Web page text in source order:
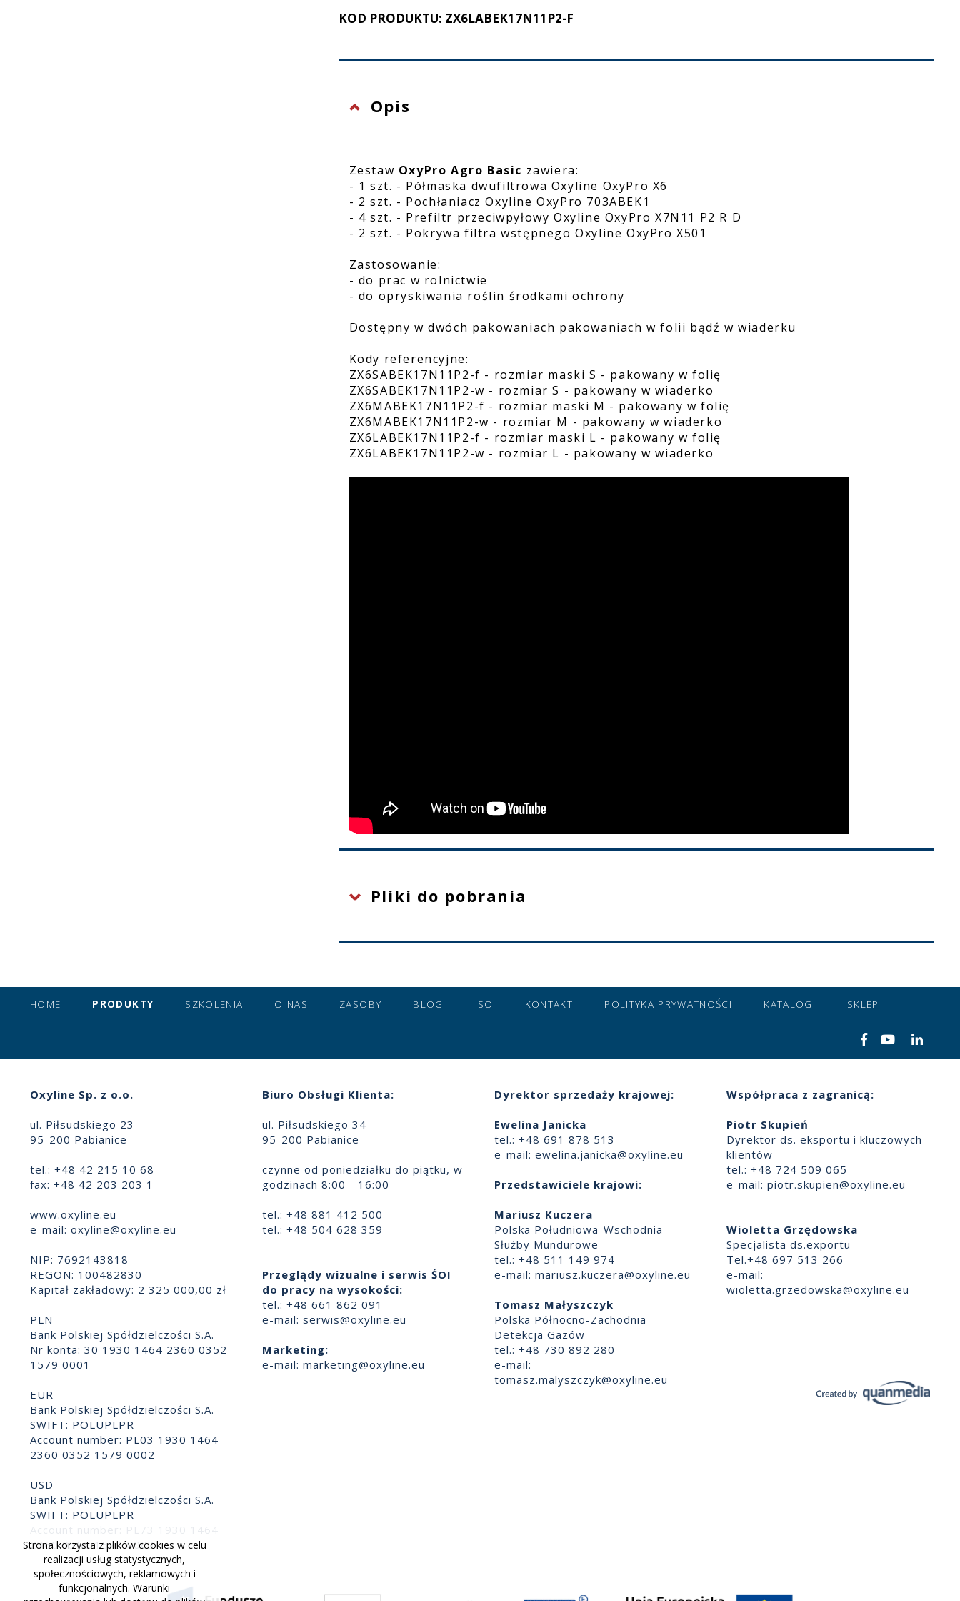
Ochrona twarzy
KOD PRODUKTU: ZX6LABEK17N11P2-F
Opis
Zestaw OxyPro Agro Basic zawiera:
- 1 szt. - Półmaska dwufiltrowa Oxyline OxyPro X6
- 2 szt. - Pochłaniacz Oxyline OxyPro 703ABEK1
- 4 szt. - Prefiltr przeciwpyłowy Oxyline OxyPro X7N11 P2 R D
- 2 szt. - Pokrywa filtra wstępnego Oxyline OxyPro X501
Zastosowanie:
- do prac w rolnictwie
- do opryskiwania roślin środkami ochrony
Dostępny w dwóch pakowaniach pakowaniach w folii bądź w wiaderku
Kody referencyjne:
ZX6SABEK17N11P2-f - rozmiar maski S - pakowany w folię
ZX6SABEK17N11P2-w - rozmiar S - pakowany w wiaderko
ZX6MABEK17N11P2-f - rozmiar maski M - pakowany w folię
ZX6MABEK17N11P2-w - rozmiar M - pakowany w wiaderko
ZX6LABEK17N11P2-f - rozmiar maski L - pakowany w folię
ZX6LABEK17N11P2-w - rozmiar L - pakowany w wiaderko
Pliki do pobrania
HOME PRODUKTY SZKOLENIA O NAS ZASOBY BLOG ISO KONTAKT POLITYKA PRYWATNOŚCI KATALOGI SKLEP
Oxyline Sp. z o.o.
ul. Piłsudskiego 23
95-200 Pabianice
tel.: +48 42 215 10 68
fax: +48 42 203 203 1
www.oxyline.eu
e-mail: oxyline@oxyline.eu
NIP: 7692143818
REGON: 100482830
Kapitał zakładowy: 2 325 000,00 zł
PLN
Bank Polskiej Spółdzielczości S.A.
Nr konta: 30 1930 1464 2360 0352
1579 0001
EUR
Bank Polskiej Spółdzielczości S.A.
SWIFT: POLUPLPR
Account number: PL03 1930 1464
2360 0352 1579 0002
USD
Bank Polskiej Spółdzielczości S.A.
SWIFT: POLUPLPR
2360 0352 1579 0003
Biuro Obsługi Klienta:
ul. Piłsudskiego 34
95-200 Pabianice
czynne od poniedziałku do piątku, w
godzinach 8:00 - 16:00
tel.: +48 881 412 500
tel.: +48 504 628 359
Przeglądy wizualne i serwis ŚOI
do pracy na wysokości:
tel.: +48 661 862 091
e-mail: serwis@oxyline.eu
Marketing:
e-mail: marketing@oxyline.eu
Dyrektor sprzedaży krajowej:
Ewelina Janicka
tel.: +48 691 878 513
e-mail: ewelina.janicka@oxyline.eu
Przedstawiciele krajowi:
Mariusz Kuczera
Polska Południowa-Wschodnia
Służby Mundurowe
tel.: +48 511 149 974
e-mail: mariusz.kuczera@oxyline.eu
Tomasz Małyszczyk
Polska Północno-Zachodnia
Detekcja Gazów
tel.: +48 730 892 280
e-mail:
tomasz.malyszczyk@oxyline.eu
Współpraca z zagranicą:
Piotr Skupień
Dyrektor ds. eksportu i kluczowych
klientów
tel.: +48 724 509 065
e-mail: piotr.skupien@oxyline.eu
Wioletta Grzędowska
Specjalista ds.exportu
Tel.+48 697 513 266
e-mail:
wioletta.grzedowska@oxyline.eu
Strona korzysta z plików cookies w celu
realizacji usług statystycznych,
społecznościowych, reklamowych i
funkcjonalnych. Warunki